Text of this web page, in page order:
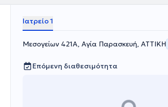
Ιατρείο 1
Μεσογείων 421Α, Αγία Παρασκευή, ΑΤΤΙΚΗ
Επόμενη διαθεσιμότητα